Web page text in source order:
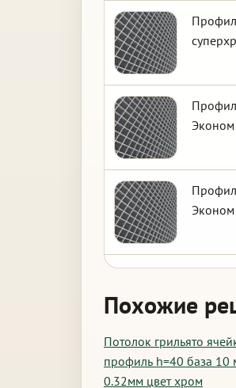
Похожие
Потолок грильято
профиль h=40 база 10
0.32мм цвет хром